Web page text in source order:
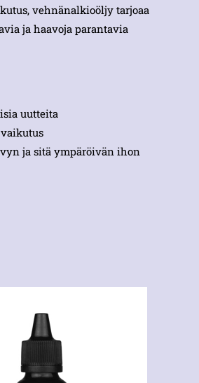
vehnänalkioöljy tarjoaa
ja haavoja parantavia
uutteita
ja sitä ympäröivän ihon